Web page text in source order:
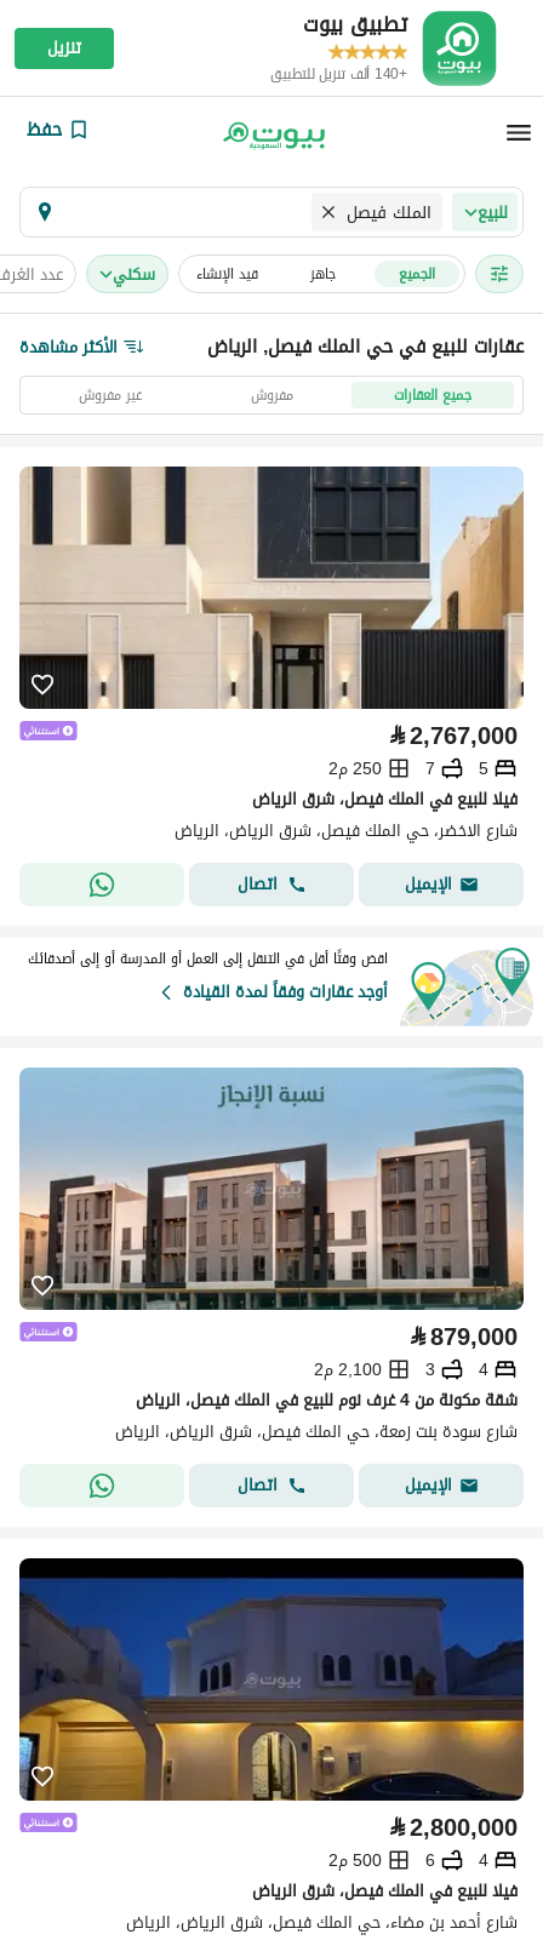
تطبيق بيوت
+140 ألف تنزيل للتطبيق
تنزيل
حفظ
للبيع الملك فيصل
الجميع جاهز قيد الإنشاء سكني عدد
عقارات للبيع في حي الملك فيصل, الرياض الأكثر مشاهدة
جميع العقارات مفروش غير مفروش
⃁2,767,000
5
7
250 م2
فيلا للبيع في الملك فيصل، شرق الرياض
شارع الاخضر، حي الملك فيصل، شرق الرياض، الرياض
الإيميل
اتصال
اقض وقتًا أقل في التنقل إلى العمل أو المدرسة أو إلى أصدقائك
أوجد عقارات وفقاً لمدة القيادة
⃁879,000
4
3
2,100 م2
شقة مكونة من 4 غرف نوم للبيع في الملك فيصل، الرياض
شارع سودة بنت زمعة، حي الملك فيصل، شرق الرياض، الرياض
الإيميل
اتصال
⃁2,800,000
4
6
500 م2
فيلا للبيع في الملك فيصل، شرق الرياض
شارع أحمد بن مضاء، حي الملك فيصل، شرق الرياض، الرياض